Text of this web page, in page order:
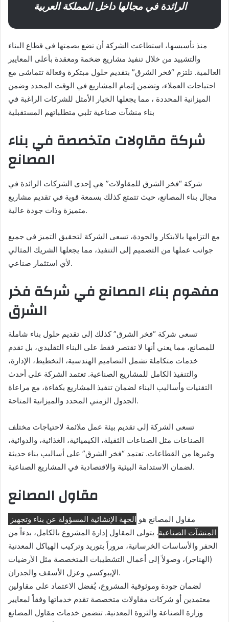
الرائدة في مجالها داخل المملكة العربية
منذ تأسيسها، استطاعت الشركة أن تضع بصمتها في قطاع البناء
والتشييد من خلال تنفيذ مشاريع ضخمة ومعقدة بأعلى المعايير
العالمية. تلتزم “فخر الشرق” بتقديم حلول مبتكرة وفعالة تتماشى مع
احتياجات العملاء، وتضمن إتمام المشاريع في الوقت المحدد وضمن
الميزانية المحددة ، مما يجعلها الخيار الأمثل للشركات الراغبة في
بناء منشآت صناعية تلبي متطلباتهم المستقبلية
شركة مقاولات متخصصة في بناء
المصانع
شركة “فخر الشرق للمقاولات” هي إحدى الشركات الرائدة في
مجال بناء المصانع، حيث تتمتع كذلك بسمعة قوية في تقديم مشاريع
متميزة وذات جودة عالية.
مع التزامها بالابتكار والجودة، تسعى الشركة لتحقيق التميز في جميع
جوانب عملها من التصميم إلى التنفيذ، مما يجعلها الشريك المثالي
لأي استثمار صناعي.
مفهوم بناء المصانع في شركة فخر
الشرق
تسعى شركة “فخر الشرق” كذلك إلى تقديم حلول بناء شاملة
للمصانع، مما يعني أنها لا تقتصر فقط على البناء التقليدي، بل تقدم
خدمات متكاملة تشمل التصاميم الهندسية، التخطيط، الإدارة،
والتنفيذ الكامل للمشاريع الصناعية. تعتمد الشركة على أحدث
التقنيات وأساليب البناء لضمان تنفيذ المشاريع بكفاءة، مع مراعاة
الجدول الزمني المحدد والميزانية المتاحة.
تسعى الشركة إلى تقديم بيئة عمل ملائمة لاحتياجات مختلف
الصناعات مثل الصناعات الثقيلة، الكيميائية، الغذائية، والدوائية،
وغيرها من القطاعات. تعتمد “فخر الشرق” على أساليب بناء حديثة
لضمان الاستدامة البيئية والاقتصادية في المشاريع الصناعية.
مقاول المصانع
مقاول المصانع هو الجهة الإنشائية المسؤولة عن بناء وتجهيز
المنشآت الصناعية. يتولى المقاول إدارة المشروع بالكامل، بدءاً من
الحفر والأساسات الخرسانية، مروراً بتوريد وتركيب الهياكل المعدنية
(الهناجر)، وصولاً إلى أعمال التشطيبات المتخصصة مثل الأرضيات
الإيبوكسي وعزل الأسقف والجدران.
لضمان جودة وموثوقية المشروع، يُفضل الاعتماد على مقاولين
معتمدين أو شركات مقاولات متخصصة تقدم خدماتها وفقاً لمعايير
وزارة الصناعة والثروة المعدنية. تتضمن خدمات مقاول المصانع